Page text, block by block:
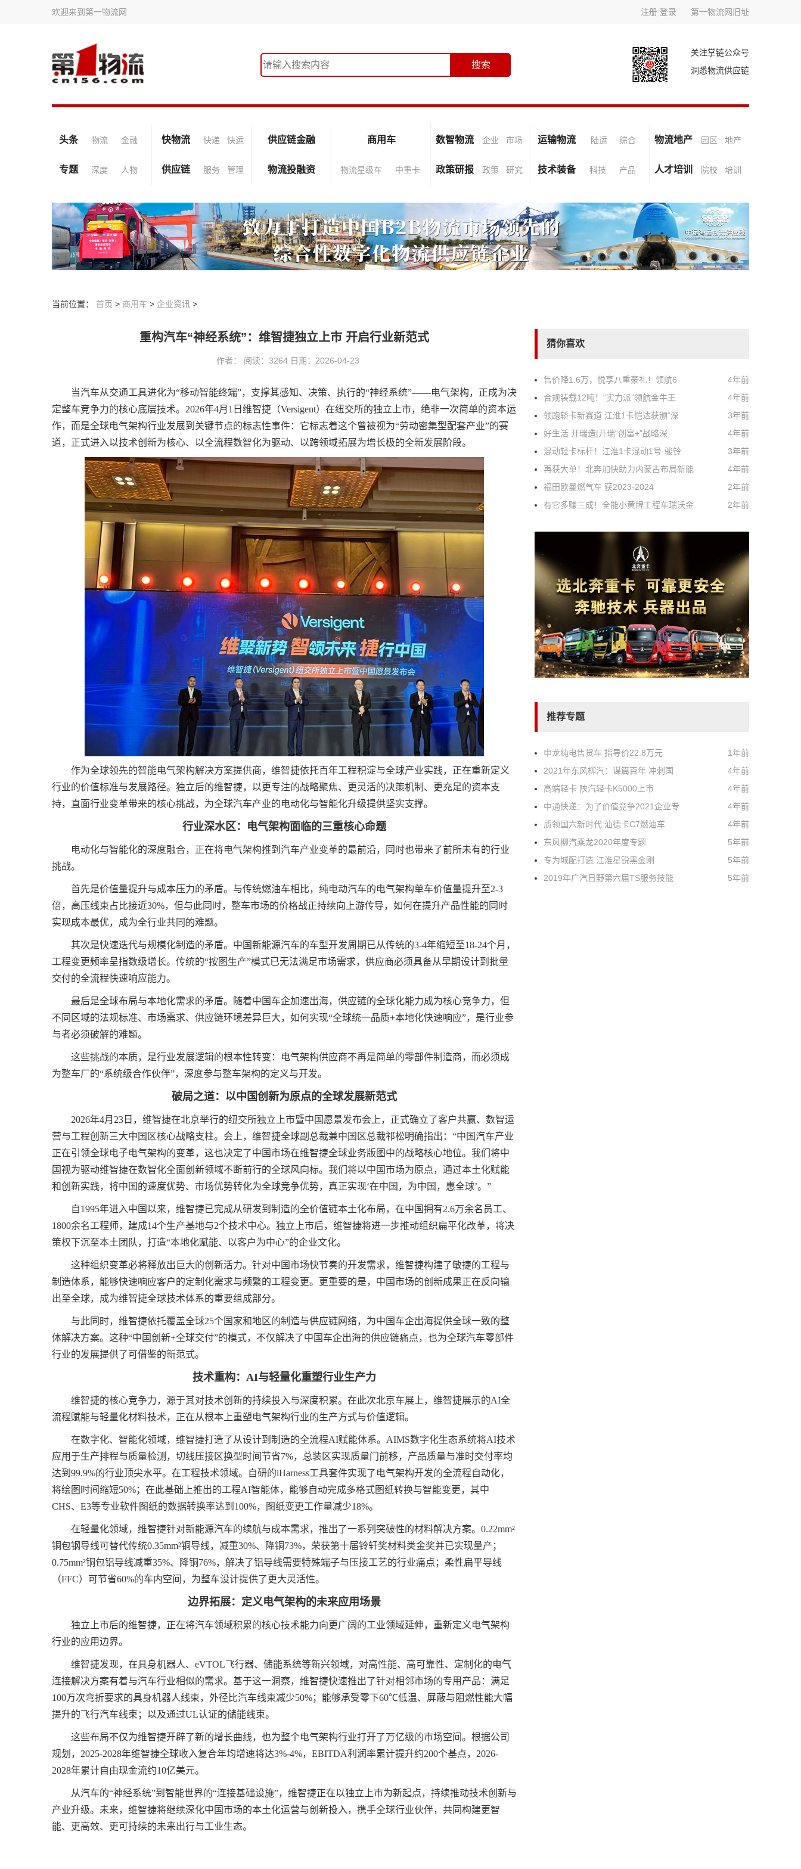
欢迎来到第一物流网 注册 登录 第一物流网旧址
关注掌链公众号
洞悉物流供应链
头条 物流 金融 快物流 快递 快运 供应链金融 商用车 数智物流 企业 市场 运输物流 陆运 综合 物流地产 园区 地产
专题 深度 人物 供应链 服务 管理 物流投融资 物流星级车 中重卡 政策研报 政策 研究 技术装备 科技 产品 人才培训 院校 培训
当前位置： 首页 > 商用车 > 企业资讯 >
重构汽车“神经系统”：维智捷独立上市 开启行业新范式
作者： 阅读：3264 日期：2026-04-23
当汽车从交通工具进化为“移动智能终端”，支撑其感知、决策、执行的“神经系统”——电气架构，正成为决
定整车竞争力的核心底层技术。2026年4月1日维智捷（Versigent）在纽交所的独立上市，绝非一次简单的资本运
作，而是全球电气架构行业发展到关键节点的标志性事件：它标志着这个曾被视为“劳动密集型配套产业”的赛
道，正式进入以技术创新为核心、以全流程数智化为驱动、以跨领域拓展为增长极的全新发展阶段。
作为全球领先的智能电气架构解决方案提供商，维智捷依托百年工程积淀与全球产业实践，正在重新定义
行业的价值标准与发展路径。独立后的维智捷，以更专注的战略聚焦、更灵活的决策机制、更充足的资本支
持，直面行业变革带来的核心挑战，为全球汽车产业的电动化与智能化升级提供坚实支撑。
行业深水区：电气架构面临的三重核心命题
电动化与智能化的深度融合，正在将电气架构推到汽车产业变革的最前沿，同时也带来了前所未有的行业
挑战。
首先是价值量提升与成本压力的矛盾。与传统燃油车相比，纯电动汽车的电气架构单车价值量提升至2-3
倍，高压线束占比接近30%，但与此同时，整车市场的价格战正持续向上游传导，如何在提升产品性能的同时
实现成本最优，成为全行业共同的难题。
其次是快速迭代与规模化制造的矛盾。中国新能源汽车的车型开发周期已从传统的3-4年缩短至18-24个月，
工程变更频率呈指数级增长。传统的“按图生产”模式已无法满足市场需求，供应商必须具备从早期设计到批量
交付的全流程快速响应能力。
最后是全球布局与本地化需求的矛盾。随着中国车企加速出海，供应链的全球化能力成为核心竞争力，但
不同区域的法规标准、市场需求、供应链环境差异巨大，如何实现“全球统一品质+本地化快速响应”，是行业参
与者必须破解的难题。
这些挑战的本质，是行业发展逻辑的根本性转变：电气架构供应商不再是简单的零部件制造商，而必须成
为整车厂的“系统级合作伙伴”，深度参与整车架构的定义与开发。
破局之道：以中国创新为原点的全球发展新范式
2026年4月23日，维智捷在北京举行的纽交所独立上市暨中国愿景发布会上，正式确立了客户共赢、数智运
营与工程创新三大中国区核心战略支柱。会上，维智捷全球副总裁兼中国区总裁祁松明确指出：“中国汽车产业
正在引领全球电子电气架构的变革，这也决定了中国市场在维智捷全球业务版图中的战略核心地位。我们将中
国视为驱动维智捷在数智化全面创新领域不断前行的全球风向标。我们将以中国市场为原点，通过本土化赋能
和创新实践，将中国的速度优势、市场优势转化为全球竞争优势，真正实现‘在中国，为中国，惠全球’。”
自1995年进入中国以来，维智捷已完成从研发到制造的全价值链本土化布局，在中国拥有2.6万余名员工、
1800余名工程师，建成14个生产基地与2个技术中心。独立上市后，维智捷将进一步推动组织扁平化改革，将决
策权下沉至本土团队，打造“本地化赋能、以客户为中心”的企业文化。
这种组织变革必将释放出巨大的创新活力。针对中国市场快节奏的开发需求，维智捷构建了敏捷的工程与
制造体系，能够快速响应客户的定制化需求与频繁的工程变更。更重要的是，中国市场的创新成果正在反向输
出至全球，成为维智捷全球技术体系的重要组成部分。
与此同时，维智捷依托覆盖全球25个国家和地区的制造与供应链网络，为中国车企出海提供全球一致的整
体解决方案。这种“中国创新+全球交付”的模式，不仅解决了中国车企出海的供应链痛点，也为全球汽车零部件
行业的发展提供了可借鉴的新范式。
技术重构：AI与轻量化重塑行业生产力
维智捷的核心竞争力，源于其对技术创新的持续投入与深度积累。在此次北京车展上，维智捷展示的AI全
流程赋能与轻量化材料技术，正在从根本上重塑电气架构行业的生产方式与价值逻辑。
在数字化、智能化领域，维智捷打造了从设计到制造的全流程AI赋能体系。AIMS数字化生态系统将AI技术
应用于生产排程与质量检测，切线压接区换型时间节省7%，总装区实现质量门前移，产品质量与准时交付率均
达到99.9%的行业顶尖水平。在工程技术领域。自研的iHarness工具套件实现了电气架构开发的全流程自动化，
将绘图时间缩短50%；在此基础上推出的工程AI智能体，能够自动完成多格式图纸转换与智能变更，其中
CHS、E3等专业软件图纸的数据转换率达到100%，图纸变更工作量减少18%。
在轻量化领域，维智捷针对新能源汽车的续航与成本需求，推出了一系列突破性的材料解决方案。0.22mm²
铜包钢导线可替代传统0.35mm²铜导线，减重30%、降铜73%，荣获第十届铃轩奖材料类金奖并已实现量产；
0.75mm²铜包铝导线减重35%、降铜76%，解决了铝导线需要特殊端子与压接工艺的行业痛点；柔性扁平导线
（FFC）可节省60%的车内空间，为整车设计提供了更大灵活性。
边界拓展：定义电气架构的未来应用场景
独立上市后的维智捷，正在将汽车领域积累的核心技术能力向更广阔的工业领域延伸，重新定义电气架构
行业的应用边界。
维智捷发现，在具身机器人、eVTOL飞行器、储能系统等新兴领域，对高性能、高可靠性、定制化的电气
连接解决方案有着与汽车行业相似的需求。基于这一洞察，维智捷快速推出了针对相邻市场的专用产品：满足
100万次弯折要求的具身机器人线束，外径比汽车线束减少50%；能够承受零下60℃低温、屏蔽与阻燃性能大幅
提升的飞行汽车线束；以及通过UL认证的储能线束。
这些布局不仅为维智捷开辟了新的增长曲线，也为整个电气架构行业打开了万亿级的市场空间。根据公司
规划，2025-2028年维智捷全球收入复合年均增速将达3%-4%，EBITDA利润率累计提升约200个基点，2026-
2028年累计自由现金流约10亿美元。
从汽车的“神经系统”到智能世界的“连接基础设施”，维智捷正在以独立上市为新起点，持续推动技术创新与
产业升级。未来，维智捷将继续深化中国市场的本土化运营与创新投入，携手全球行业伙伴，共同构建更智
能、更高效、更可持续的未来出行与工业生态。
猜你喜欢
售价降1.6万，悦享八重豪礼！领航6
4年前
合规装载12吨！“实力派”领航金牛王
4年前
领跑轿卡新赛道 江淮1卡恺达获颁“深
3年前
好生活 开瑞造|开瑞“创富+”战略深
4年前
混动轻卡标杆！江淮1卡混动1号·骏铃
3年前
再获大单！北奔加快助力内蒙古布局新能
4年前
福田欧曼燃气车 获2023-2024
2年前
有它多赚三成！全能小黄牌工程车瑞沃金
2年前
推荐专题
申龙纯电售货车 指导价22.8万元
1年前
2021年东风柳汽：谋篇百年 冲刺国
4年前
高端轻卡 陕汽轻卡K5000上市
4年前
中通快递：为了价值竞争2021企业专
4年前
质领国六新时代 汕德卡C7燃油车
4年前
东风柳汽乘龙2020年度专题
5年前
专为城配打造 江淮星锐黑金刚
5年前
2019年广汽日野第六届TS服务技能
5年前